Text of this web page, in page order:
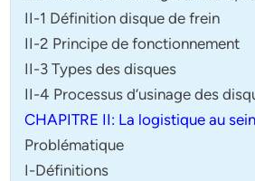
II-1 Définition disque de frein
II-2 Principe de fonctionnement
II-3 Types des disques
II-4 Processus d’usinage des
CHAPITRE II: La logistique au
Problématique
I-Définitions